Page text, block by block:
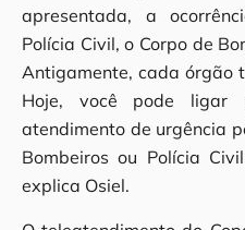
apresentada, a
Polícia Civil, o Corpo de
Antigamente, cada órgão
Hoje, você pode
atendimento de urgência
Bombeiros ou Polícia
explica Osiel.